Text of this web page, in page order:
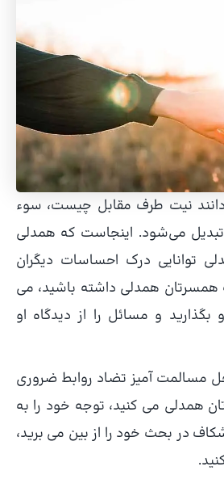
نیت طرف مقابل چیست، سوء
می‌شود. اینجاست که همدلی
توانایی درک احساسات دیگران
همدلی داشته باشید، می
بگذارید و مسائل را از دیدگاه او
مسالمت آمیز تضاد روابط ضروری
همدلی می کنید، توجه خود را به
در بحث خود را از بین می برید،